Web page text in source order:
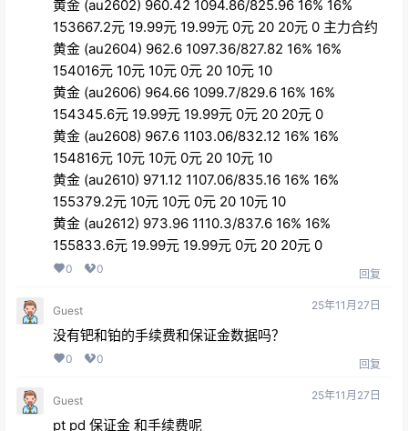
黄金 (au2602) 960.42 1094.86/825.96 16% 16%
153667.2元 19.99元 19.99元 0元 20 20元 0 主力合约
黄金 (au2604) 962.6 1097.36/827.82 16% 16%
154016元 10元 10元 0元 20 10元 10
黄金 (au2606) 964.66 1099.7/829.6 16% 16%
154345.6元 19.99元 19.99元 0元 20 20元 0
黄金 (au2608) 967.6 1103.06/832.12 16% 16%
154816元 10元 10元 0元 20 10元 10
黄金 (au2610) 971.12 1107.06/835.16 16% 16%
155379.2元 10元 10元 0元 20 10元 10
黄金 (au2612) 973.96 1110.3/837.6 16% 16%
155833.6元 19.99元 19.99元 0元 20 20元 0
0 0 回复
Guest 25年11月27日
没有钯和铂的手续费和保证金数据吗？
0 0 回复
Guest 25年11月27日
pt pd 保证金 和手续费呢